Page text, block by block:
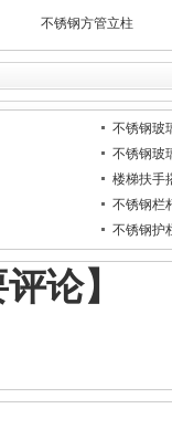
不锈钢方管立柱
不锈钢玻
不锈钢玻
楼梯扶手
不锈钢栏
不锈钢护
论】